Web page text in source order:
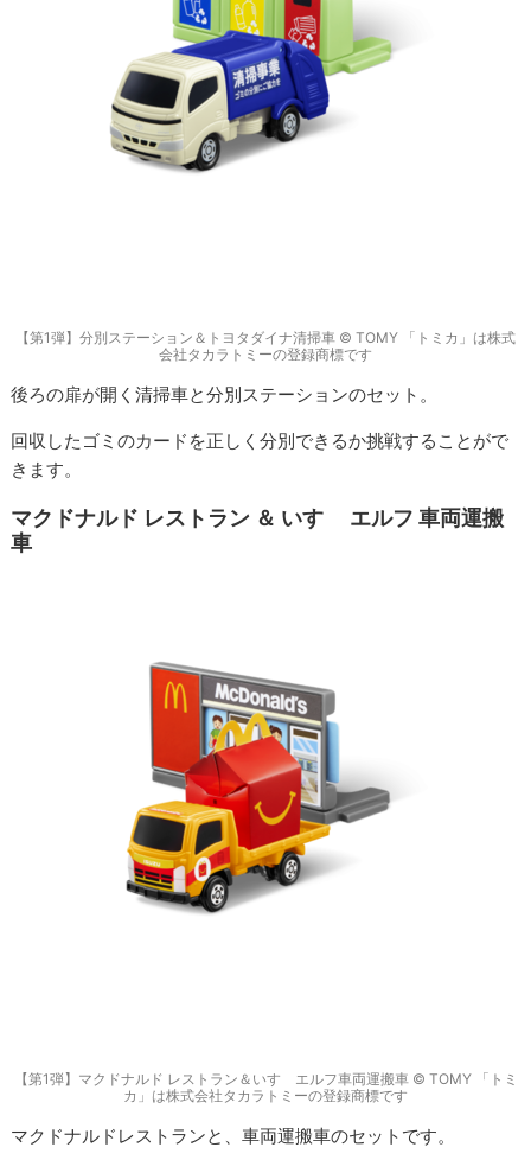
【第1弾】分別ステーション＆トヨタダイナ清掃車 © TOMY 「トミカ」は株式
会社タカラトミーの登録商標です
後ろの扉が開く清掃車と分別ステーションのセット。
回収したゴミのカードを正しく分別できるか挑戦することがで
きます。
マクドナルド レストラン ＆ いすゞ エルフ 車両運搬
車
【第1弾】マクドナルド レストラン＆いすゞエルフ車両運搬車 © TOMY 「トミ
カ」は株式会社タカラトミーの登録商標です
マクドナルドレストランと、車両運搬車のセットです。